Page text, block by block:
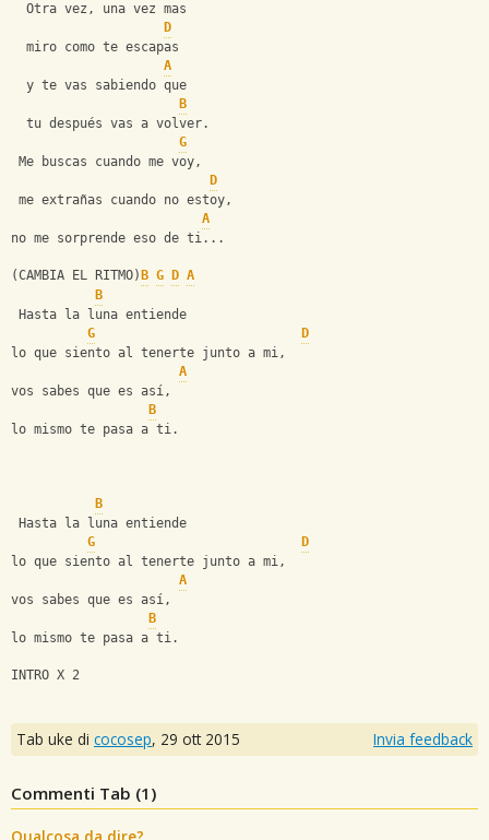
  Otra vez, una vez mas
D
  miro como te escapas
A
  y te vas sabiendo que
B
  tu después vas a volver.
G
Me buscas cuando me voy,
D
me extrañas cuando no estoy,
A
no me sorprende eso de ti...
(CAMBIA EL RITMO) B G D A
B
Hasta la luna entiende
G
D
lo que siento al tenerte junto a mi,
A
vos sabes que es así,
B
lo mismo te pasa a ti.
B
Hasta la luna entiende
G
D
lo que siento al tenerte junto a mi,
A
vos sabes que es así,
B
lo mismo te pasa a ti.
INTRO X 2
Tab uke di cocosep, 29 ott 2015 Invia feedback
Commenti Tab (1 )
Qualcosa da dire?